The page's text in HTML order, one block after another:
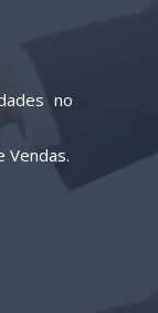
no
Vendas.